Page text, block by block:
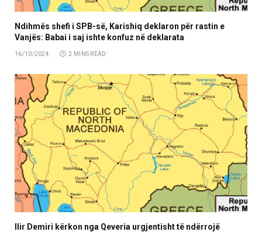
Ndihmës shefi i SPB-së, Karishiq deklaron për rastin e
Vanjës: Babai i saj ishte konfuz në deklarata
16/10/2024 2 MINS READ
Ilir Demiri kërkon nga Qeveria urgjentisht të ndërrojë